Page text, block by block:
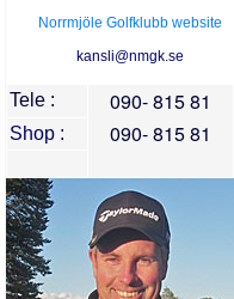
Norrmjöle Golfklubb website
kansli@nmgk.se
Tele : 090- 815 81
Shop : 090- 815 81